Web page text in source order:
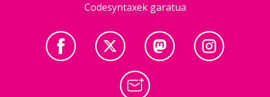
Codesyntaxek garatua